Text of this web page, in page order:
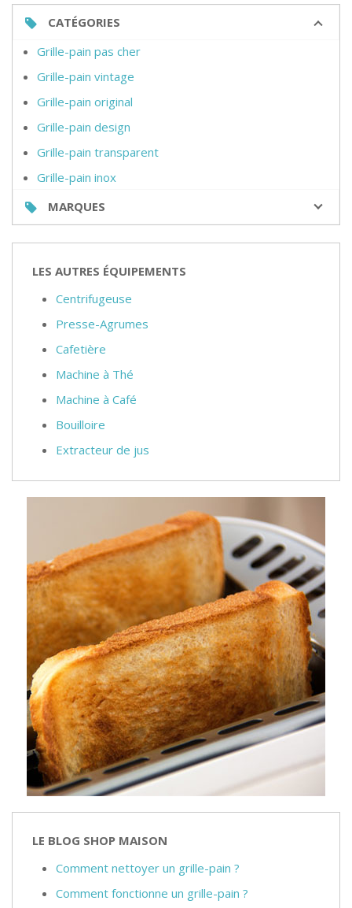
CATÉGORIES
Grille-pain pas cher
Grille-pain vintage
Grille-pain original
Grille-pain design
Grille-pain transparent
Grille-pain inox
MARQUES
LES AUTRES ÉQUIPEMENTS
Centrifugeuse
Presse-Agrumes
Cafetière
Machine à Thé
Machine à Café
Bouilloire
Extracteur de jus
LE BLOG SHOP MAISON
Comment nettoyer un grille-pain ?
Comment fonctionne un grille-pain ?